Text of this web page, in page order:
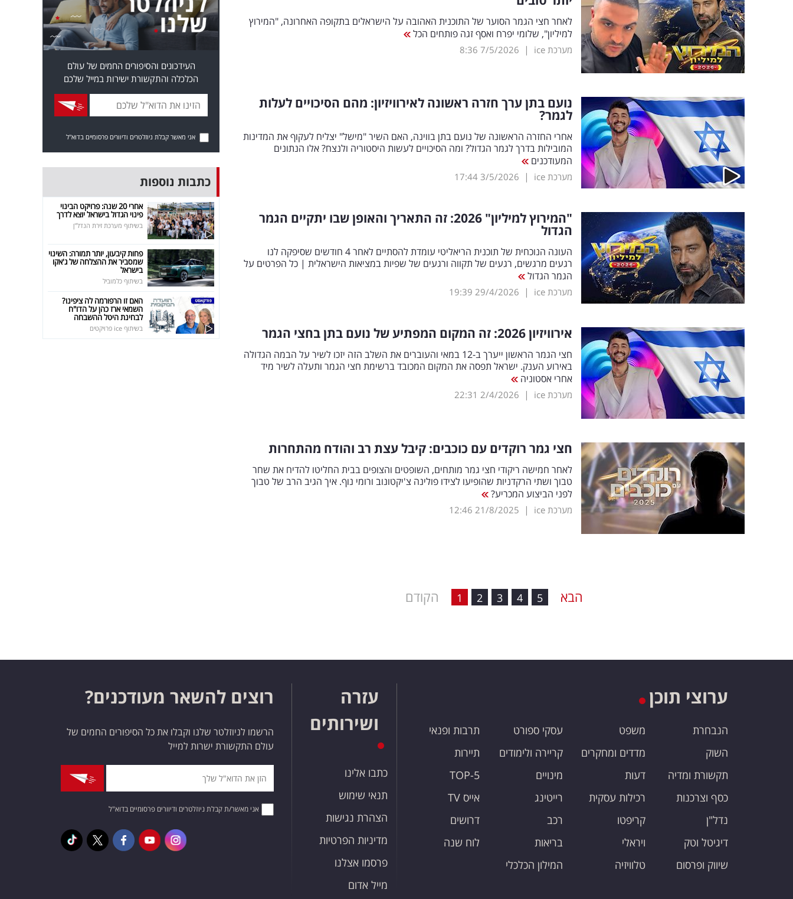
לאחר חצי הגמר הסוער של התוכנית האהובה על הישראלים בתקופה האחרונה, "המירוץ
למיליון", שלומי יפרח ואסף זגה פותחים הכל
מערכת ice |
7/5/2026
8:36
נועם בתן ערך חזרה ראשונה לאירוויזיון: מהם הסיכויים לעלות
לגמר?
אחרי החזרה הראשונה של נועם בתן בווינה, האם השיר "מישל" יצליח לעקוף את המדינות
המובילות בדרך לגמר הגדול? ומה הסיכויים לעשות היסטוריה ולנצח? אלו הנתונים
המעודכנים
מערכת ice |
3/5/2026
17:44
"המירוץ למיליון" 2026: זה התאריך והאופן שבו יתקיים הגמר
הגדול
העונה הנוכחית של תוכנית הריאליטי עומדת להסתיים לאחר 4 חודשים שסיפקה לנו
רגעים מרגשים, רגעים של תקווה ורגעים של שפיות במציאות הישראלית | כל הפרטים על
הגמר הגדול
מערכת ice |
29/4/2026
19:39
אירוויזיון 2026: זה המקום המפתיע של נועם בתן בחצי הגמר
חצי הגמר הראשון ייערך ב-12 במאי והעוברים את השלב הזה יזכו לשיר על הבמה הגדולה
באירוע הענק. ישראל תפסה את המקום המכובד ברשימת חצי הגמר ותעלה לשיר מיד
אחרי אסטוניה
מערכת ice |
2/4/2026
22:31
חצי גמר רוקדים עם כוכבים: קיבל עצת רב והודח מהתחרות
לאחר חמישה ריקודי חצי גמר מותחים, השופטים והצופים בבית החליטו להדיח את שחר
טבוך ושתי הרקדניות שהופיעו לצידו פולינה צ'יקטונוב ורומי נוף. איך הגיב הרב של טבוך
לפני הביצוע המכריע?
מערכת ice |
21/8/2025
12:46
הקודם 1 2 3 4 5 הבא
העידכונים והסיפורים החמים של עולם
הכלכלה והתקשורת ישירות במייל שלכם
אני מאשר קבלת ניוזלטרים ודיוורים פרסומיים בדוא"ל
כתבות נוספות
אחרי 20 שנה: פרויקט הבינוי
פינוי הגדול בישראל יוצא לדרך
בשיתוף מערכת זירת הנדל"ן
פחות קיבעון, יותר תמורה: השינוי
שמסביר את ההצלחה של ג'אקו
בישראל
בשיתוף כלמוביל
האם זו הרפורמה לה ציפינו?
השמאי ארז כהן על הדו"ח
לבחינת היטל ההשבחה
בשיתוף ice פרויקטים
ערוצי תוכן
הנבחרת
השוק
תקשורת ומדיה
כסף וצרכנות
נדל"ן
דיגיטל וטק
שיווק ופרסום
משפט
מדדים ומחקרים
דעות
רכילות עסקית
קריפטו
ויראלי
טלוויזיה
עסקי ספורט
קריירה ולימודים
מינויים
רייטינג
רכב
בריאות
המילון הכלכלי
תרבות ופנאי
תיירות
TOP-5
אייס TV
דרושים
לוח שנה
עזרה
ושירותים
כתבו אלינו
תנאי שימוש
הצהרת נגישות
מדיניות הפרטיות
פרסמו אצלנו
מייל אדום
רוצים להשאר מעודכנים?
הרשמו לניוזלטר שלנו וקבלו את כל הסיפורים החמים של
עולם התקשורת ישרות למייל
אני מאשר/ת קבלת ניוזלטרים ודיוורים פרסומיים בדוא"ל